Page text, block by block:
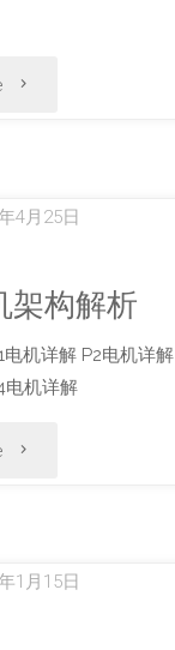
量
坏"
"magic
4月25日
架构解析
电机详解 P2电机详解
电机详解
"汽
1月15日